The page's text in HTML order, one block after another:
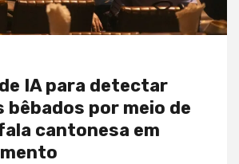
IA para detectar
por meio de
cantonesa em